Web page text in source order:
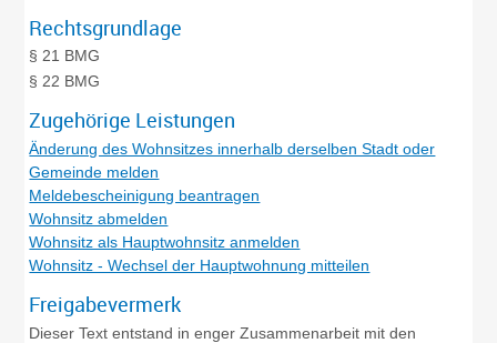
Rechtsgrundlage
§ 21 BMG
§ 22 BMG
Zugehörige Leistungen
Änderung des Wohnsitzes innerhalb derselben Stadt oder
Gemeinde melden
Meldebescheinigung beantragen
Wohnsitz abmelden
Wohnsitz als Hauptwohnsitz anmelden
Wohnsitz - Wechsel der Hauptwohnung mitteilen
Freigabevermerk
Dieser Text entstand in enger Zusammenarbeit mit den